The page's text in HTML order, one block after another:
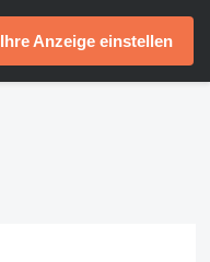
Ihre Anzeige einstellen